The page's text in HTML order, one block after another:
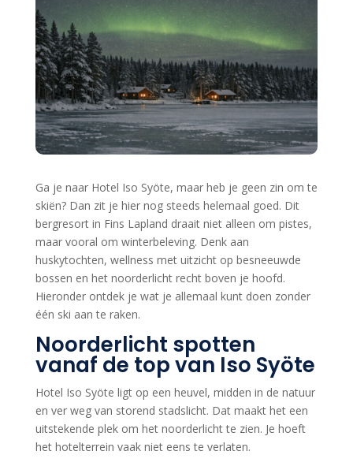
Ga je naar Hotel Iso Syöte, maar heb je geen zin om te
skiën? Dan zit je hier nog steeds helemaal goed. Dit
bergresort in Fins Lapland draait niet alleen om pistes,
maar vooral om winterbeleving. Denk aan
huskytochten, wellness met uitzicht op besneeuwde
bossen en het noorderlicht recht boven je hoofd.
Hieronder ontdek je wat je allemaal kunt doen zonder
één ski aan te raken.
Noorderlicht spotten
vanaf de top van Iso Syöte
Hotel Iso Syöte ligt op een heuvel, midden in de natuur
en ver weg van storend stadslicht. Dat maakt het een
uitstekende plek om het noorderlicht te zien. Je hoeft
het hotelterrein vaak niet eens te verlaten.